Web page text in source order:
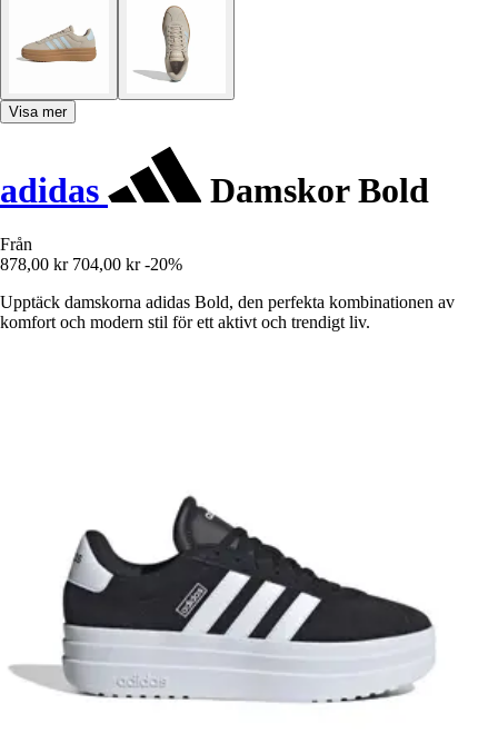
Visa mer
adidas Damskor Bold
Från
878,00 kr 704,00 kr -20%
Upptäck damskorna adidas Bold, den perfekta kombinationen av
komfort och modern stil för ett aktivt och trendigt liv.